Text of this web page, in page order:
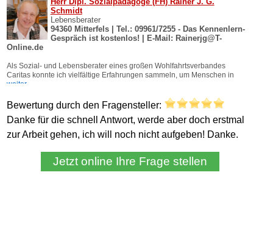
Bewertung durch den Fragensteller:
Danke für die schnell Antwort, werde aber doch erstmal
zur Arbeit gehen, ich will noch nicht aufgeben! Danke.